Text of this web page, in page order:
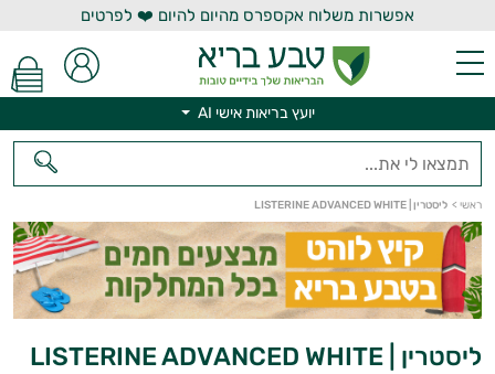
אפשרות משלוח אקספרס מהיום להיום ❤️ לפרטים
יועץ בריאות אישי AI
ראשי > ליסטרין | LISTERINE ADVANCED WHITE
ליסטרין | LISTERINE ADVANCED WHITE
יועץ בריאות אישי AI